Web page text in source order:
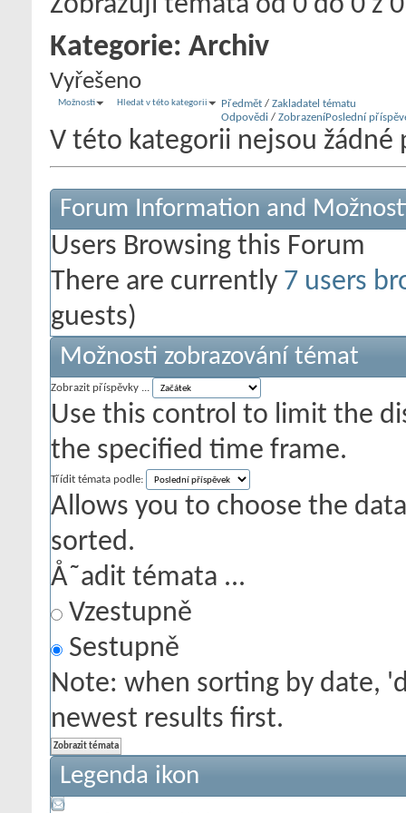
Kategorie: Archiv
Vyřešeno
Možnosti Hledat v této kategorii Předmět / Zakladatel tématu
Odpovědi / ZobrazeníPoslední
V této kategorii nejsou žádné
Forum Information and
Users Browsing this Forum
There are currently 7 users
guests)
Možnosti zobrazování témat
Zobrazit příspěvky ...
Use this control to limit the
the specified time frame.
Třídit témata podle:
Allows you to choose the
sorted.
Å˜adit témata ...
Vzestupně
Sestupně
Note: when sorting by date,
newest results first.
Legenda ikon